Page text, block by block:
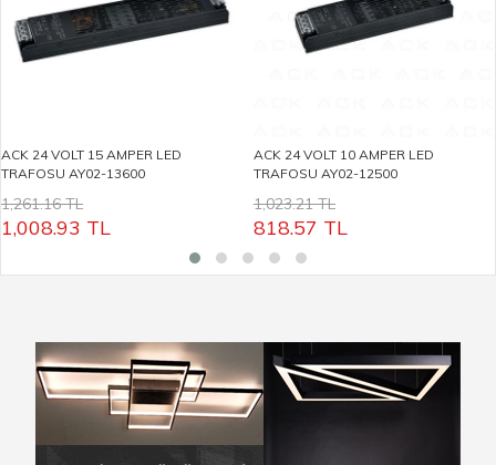
ACK 24 VOLT 15 AMPER LED
TRAFOSU AY02-13600
1,261.16 TL
1,008.93 TL
ACK 24 VOLT 10 AMPER LED
TRAFOSU AY02-12500
1,023.21 TL
818.57 TL